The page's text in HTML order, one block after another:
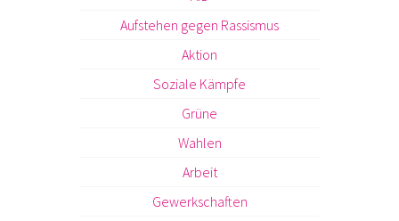
Aufstehen gegen Rassismus
Aktion
Soziale Kämpfe
Grüne
Wahlen
Arbeit
Gewerkschaften